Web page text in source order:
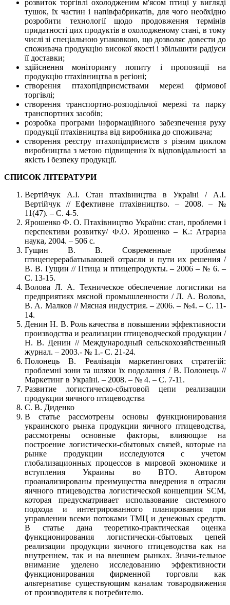
розвиток торгівлі охолодженим м'ясом птиці у вигляді
тушок, їх частин і напівфабрикатів, для чого необхідно
розробити технології щодо продовження термінів
придатності цих продуктів в охолодженому стані, в тому
числі зі спеціальною упаковкою, що дозволяє довести до
споживача продукцію високої якості і збільшити радіуси
її доставки;
здійснення моніторингу попиту і пропозиції на
продукцію птахівництва в регіоні;
створення птахопідприємствами мережі фірмової
торгівлі;
створення транспортно-розподільчої мережі та парку
транспортних засобів;
розробка програми інформаційного забезпечення руху
продукції птахівництва від виробника до споживача;
створення реєстру птахопідприємств з різним циклом
виробництва з метою підвищення їх відповідальності за
якість і безпеку продукції.
СПИСОК ЛІТЕРАТУРИ
Вертійчук А.І. Стан птахівництва в Україні / А.І.
Вертійчук // Ефективне птахівництво. – 2008. – №
11(47). – С. 4-5.
Ярошенко Ф. О. Птахівництво України: стан, проблеми і
перспективи розвитку/ Ф.О. Ярошенко – К.: Аграрна
наука, 2004. – 506 с.
Гущин В. В. Современные проблемы
птицеперерабатывающей отрасли и пути их решения /
В. В. Гущин // Птица и птицепродукты. – 2006 – № 6. –
С. 13-15.
Волова Л. А. Техническое обеспечение логистики на
предприятиях мясной промышленности / Л. А. Волова,
В. А. Малков // Мясная индустрия. – 2006. – №4. – С. 11-
14.
Денин Н. В. Роль качества в повышении эффективности
производства и реализации птицеводческой продукции /
Н. В. Денин // Международный сельскохозяйственный
журнал. – 2003.- № 1.- С. 21-24.
Полонець В. Реалізація маркетингових стратегій:
проблемні зони та шляхи їх подолання / В. Полонець //
Маркетинг в Україні. – 2008. – № 4. – С. 7-11.
Развитие логистическо-сбытовой цепи реализации
продукции яичного птицеводства
C. В. Диденко
В статье рассмотрены основы функционирования
украинского рынка продукции яичного птицеводства,
рассмотрены основные факторы, влияющие на
построение логистически-сбытовых связей, которые на
рынке продукции исследуются с учетом
глобализационных процессов в мировой экономике и
вступления Украины во ВТО. Автором
проанализированы преимущества внедрения в отрасли
яичного птицеводства логистической концепции SCM,
которая предусматривает использование системного
подхода и интегрированного планирования при
управлении всеми потоками ТМЦ и денежных средств.
В статье дана теоретико-практическая оценка
функционирования логистически-сбытовых цепей
реализации продукции яичного птицеводства как на
внутреннем, так и на внешнем рынках. Значи-тельное
внимание уделено исследованию эффективности
функционирования фирменной торговли как
альтернативе существующим каналам товародвижения
от производителя к потребителю.